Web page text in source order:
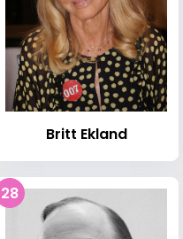
Britt Ekland
28